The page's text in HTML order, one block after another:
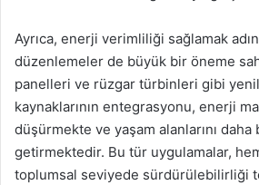
Ayrıca, enerji verimliliği sağlamak
düzenlemeler de büyük bir öneme
panelleri ve rüzgar türbinleri gibi
kaynaklarının entegrasyonu, enerji
düşürmekte ve yaşam alanlarını daha
getirmektedir. Bu tür uygulamalar,
toplumsal seviyede sürdürülebilirliği